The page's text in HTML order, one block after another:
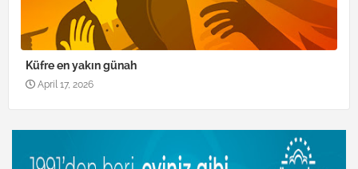
Küfre en yakın günah
April 17, 2026